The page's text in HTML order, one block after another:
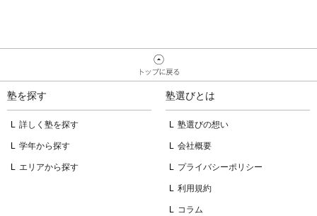
塾を探す
詳しく塾を探す
学年から探す
エリアから探す
塾選びとは
塾選びの想い
会社概要
プライバシーポリシー
利用規約
コラム